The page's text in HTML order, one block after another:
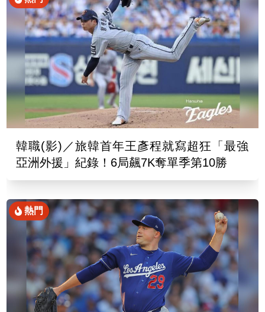
韓職(影)／旅韓首年王彥程就寫超狂「最強
亞洲外援」紀錄！6局飆7K奪單季第10勝
熱門